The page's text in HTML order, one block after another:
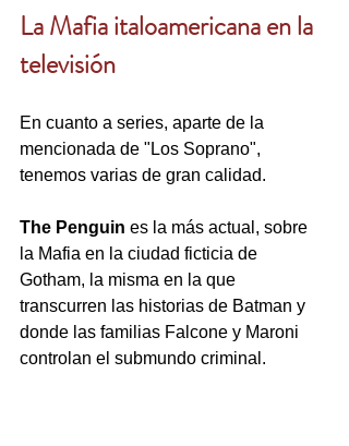
La Mafia italoamericana en la
televisión
En cuanto a series, aparte de la
mencionada de "Los Soprano",
tenemos varias de gran calidad.
The Penguin es la más actual, sobre
la Mafia en la ciudad ficticia de
Gotham, la misma en la que
transcurren las historias de Batman y
donde las familias Falcone y Maroni
controlan el submundo criminal.